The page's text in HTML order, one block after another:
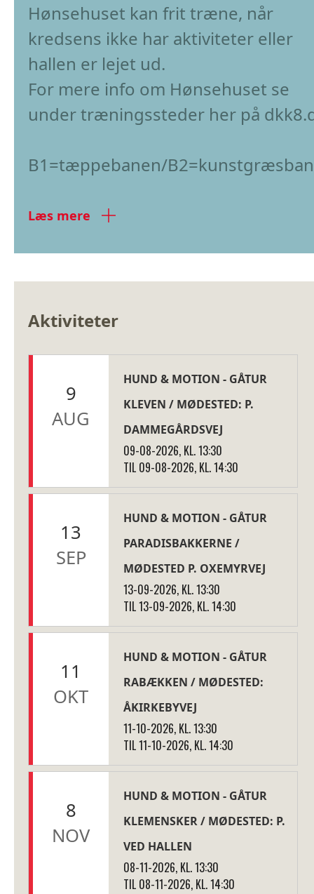
Hønsehuset kan frit træne, når
kredsens ikke har aktiviteter eller
hallen er lejet ud.
For mere info om Hønsehuset se
under træningssteder her på
B1=tæppebanen/
Læs mere
Aktiviteter
9
AUG
HUND & MOTION - GÅTUR
KLEVEN / MØDESTED: P.
DAMMEGÅRDSVEJ
09-08-2026, KL. 13:30
TIL 09-08-2026, KL. 14:30
13
SEP
HUND & MOTION - GÅTUR
PARADISBAKKERNE /
MØDESTED P. OXEMYRVEJ
13-09-2026, KL. 13:30
TIL 13-09-2026, KL. 14:30
11
OKT
HUND & MOTION - GÅTUR
RABÆKKEN / MØDESTED:
ÅKIRKEBYVEJ
11-10-2026, KL. 13:30
TIL 11-10-2026, KL. 14:30
8
NOV
HUND & MOTION - GÅTUR
KLEMENSKER / MØDESTED: P.
VED HALLEN
08-11-2026, KL. 13:30
TIL 08-11-2026, KL. 14:30